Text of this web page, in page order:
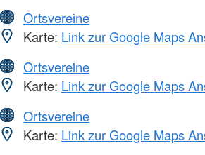
Ortsvereine
Karte: Link zur Google Maps
Ortsvereine
Karte: Link zur Google Maps
Ortsvereine
Karte: Link zur Google Maps